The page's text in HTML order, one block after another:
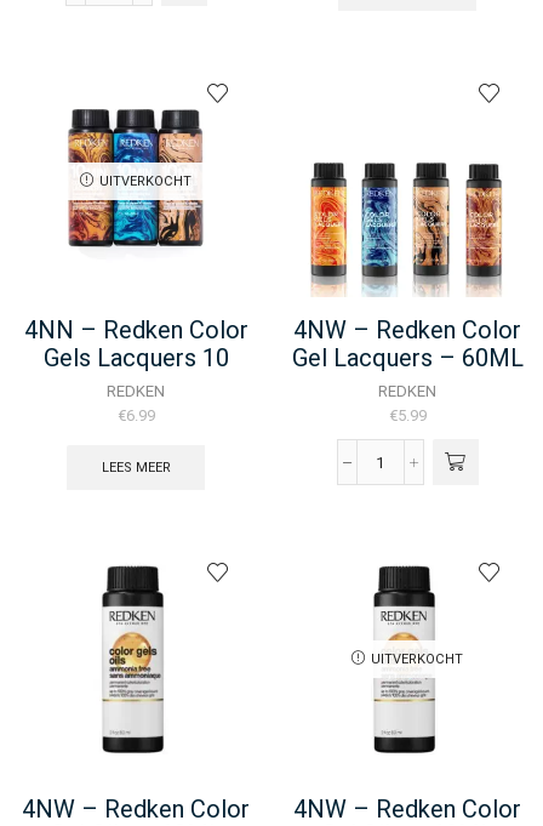
Oils
-
60ML
aantal
UITVERKOCHT
4NN – Redken Color
Gels Lacquers 10
MIN – 60ML
REDKEN
€6.99
LEES MEER
4NW – Redken Color
Gel Lacquers – 60ML
REDKEN
€5.99
4NW
Gel
Lacquers
-
60ML
aantal
4NW – Redken Color
UITVERKOCHT
4NW – Redken Color